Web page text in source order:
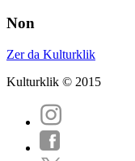
Non
Zer da Kulturklik
Kulturklik © 2015